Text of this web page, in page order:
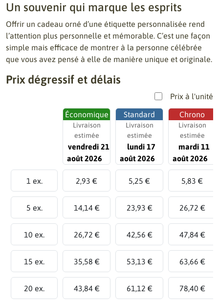
Un souvenir qui marque les esprits
Offrir un cadeau orné d’une étiquette personnalisée rend
l’attention plus personnelle et mémorable. C’est une façon
simple mais efficace de montrer à la personne célébrée
que vous avez pensé à elle de manière unique et originale.
Prix dégressif et délais
Prix à l'unité
Économique
Livraison
estimée
vendredi 21
août 2026
Standard
Livraison
estimée
lundi 17
août 2026
Chrono
Livraison
estimée
mardi 11
août 2026
1 ex. 2,93 € 5,25 € 5,83 €
5 ex. 14,14 € 23,93 € 26,72 €
10 ex. 26,72 € 42,56 € 47,84 €
15 ex. 35,58 € 53,13 € 63,66 €
20 ex. 43,84 € 61,12 € 78,40 €